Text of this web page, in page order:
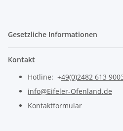
Gesetzliche Informationen
Kontakt
Hotline: +49(0)2482 613
info@Eifeler-Ofenland.de
Kontaktformular